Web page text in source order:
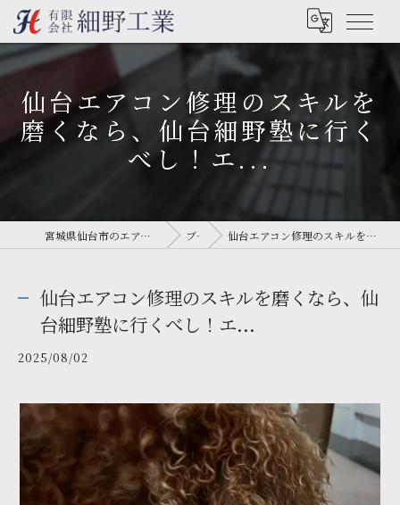
仙台エアコン修理のスキルを
磨くなら、仙台細野塾に行く
べし！エ...
宮城県仙台市のエアコン工事なら有限会社細野工業 ブログ 仙台エアコン修理のスキルを磨くなら、仙台細野塾に行くべし！エ...
仙台エアコン修理のスキルを磨くなら、仙
台細野塾に行くべし！エ...
2025/08/02